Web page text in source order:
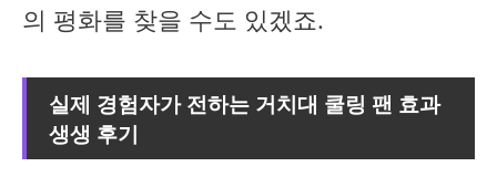
의 평화를 찾을 수도 있겠죠.
실제 경험자가 전하는 거치대 쿨링 팬 효과
생생 후기